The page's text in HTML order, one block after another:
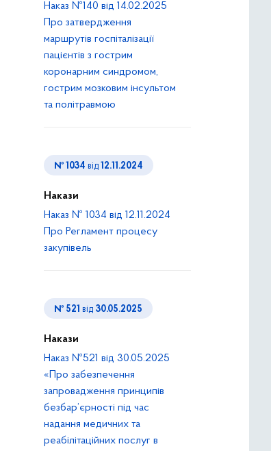
Наказ №140 від 14.02.2025
Про затвердження
маршрутів госпіталізації
пацієнтів з гострим
коронарним синдромом,
гострим мозковим інсультом
та політравмою
№ 1034 від 12.11.2024
Накази
Наказ № 1034 від 12.11.2024
Про Регламент процесу
закупівель
№ 521 від 30.05.2025
Накази
Наказ №521 від 30.05.2025
«Про забезпечення
запровадження принципів
безбар’єрності під час
надання медичних та
реабілітаційних послуг в